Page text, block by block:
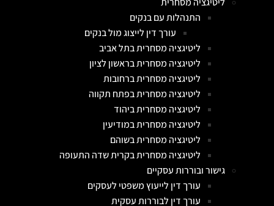
התנהלות עם בנקים
עורך דין לייצוג מול בנקים
ליטיגציה מסחרית בתל אביב
ליטיגציה מסחרית בראשון לציון
ליטיגציה מסחרית ברחובות
ליטיגציה מסחרית בפתח תקווה
ליטיגציה מסחרית ביהוד
ליטיגציה מסחרית במודיעין
ליטיגציה מסחרית בשוהם
ליטיגציה מסחרית בקרית שדה התעופה
גישור ובוררות עסקיים
עורך דין לייעוץ משפטי לעסקים
עורך דין לבוררות עסקית